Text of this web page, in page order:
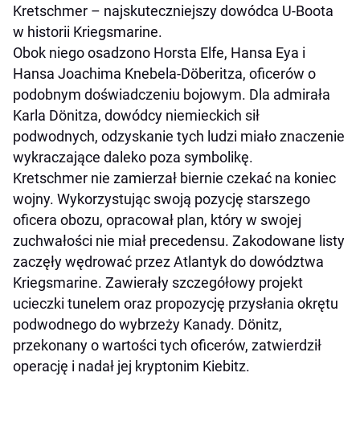
Kretschmer – najskuteczniejszy dowódca U-Boota
w historii Kriegsmarine.
Obok niego osadzono Horsta Elfe, Hansa Eya i
Hansa Joachima Knebela-Döberitza, oficerów o
podobnym doświadczeniu bojowym. Dla admirała
Karla Dönitza, dowódcy niemieckich sił
podwodnych, odzyskanie tych ludzi miało znaczenie
wykraczające daleko poza symbolikę.
Kretschmer nie zamierzał biernie czekać na koniec
wojny. Wykorzystując swoją pozycję starszego
oficera obozu, opracował plan, który w swojej
zuchwałości nie miał precedensu. Zakodowane listy
zaczęły wędrować przez Atlantyk do dowództwa
Kriegsmarine. Zawierały szczegółowy projekt
ucieczki tunelem oraz propozycję przysłania okrętu
podwodnego do wybrzeży Kanady. Dönitz,
przekonany o wartości tych oficerów, zatwierdził
operację i nadał jej kryptonim Kiebitz.